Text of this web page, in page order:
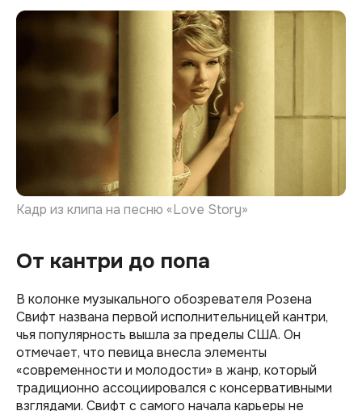
Кадр из клипа на песню «Love Story»
От кантри до попа
В колонке музыкального обозревателя Розена
Свифт названа первой исполнительницей кантри,
чья популярность вышла за пределы США. Он
отмечает, что певица внесла элементы
«современности и молодости» в жанр, который
традиционно ассоциировался с консервативными
взглядами. Свифт с самого начала карьеры не